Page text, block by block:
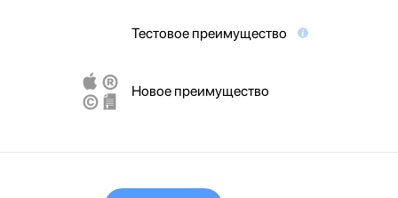
Тестовое преимущество
Новое преимущество